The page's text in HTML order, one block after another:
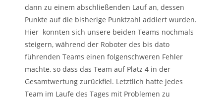
dann zu einem abschließenden Lauf an, dessen
Punkte auf die bisherige Punktzahl addiert wurden.
Hier konnten sich unsere beiden Teams nochmals
steigern, während der Roboter des bis dato
führenden Teams einen folgenschweren Fehler
machte, so dass das Team auf Platz 4 in der
Gesamtwertung zurückfiel. Letztlich hatte jedes
Team im Laufe des Tages mit Problemen zu